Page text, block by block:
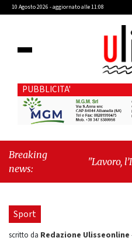
10 Agosto 2026 - aggiornato alle 11:08
PUBBLICITA'
Breaking
news:
"Lavoro, l’Italia
Sport
scritto da Redazione Ulisseonline